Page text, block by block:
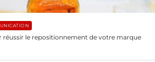
réussir le repositionnement de votre marque